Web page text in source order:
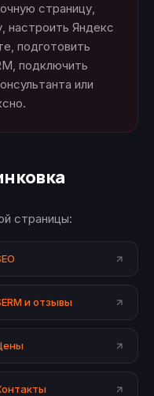
страницу,
настроить Яндекс
подготовить
подключить
или
страницы:
и отзывы